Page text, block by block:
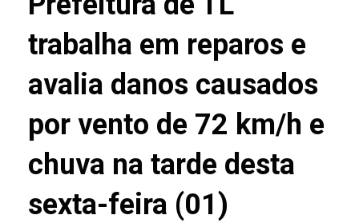
trabalha em reparos e
avalia danos causados
por vento de 72 km/h e
chuva na tarde desta
sexta-feira (01)